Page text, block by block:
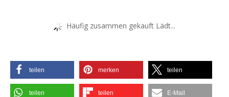
Häufig zusammen gekauft Lädt...
teilen merken teilen
teilen teilen E-Mail